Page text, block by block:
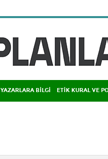
YAZARLARA BİLGİ ETİK KURAL VE